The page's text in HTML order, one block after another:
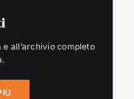
all’archivio completo